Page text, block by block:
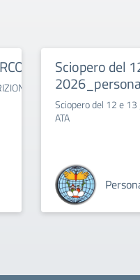
Sciopero del
Sciopero del 12 e
ATA